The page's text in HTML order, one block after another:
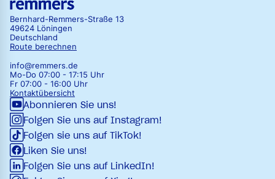
Bernhard-Remmers-Straße 13
49624 Löningen
Deutschland
Route berechnen
info@remmers.de
Mo-Do 07:00 - 17:15 Uhr
Fr 07:00 - 16:00 Uhr
Kontaktübersicht
Abonnieren Sie uns!
Folgen Sie uns auf Instagram!
Folgen sie uns auf TikTok!
Liken Sie uns!
Folgen Sie uns auf LinkedIn!